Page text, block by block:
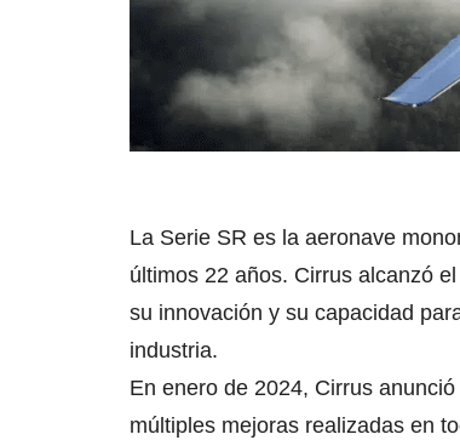
La Serie SR es la aeronave
últimos 22 años. Cirrus alcanzó
su innovación y su capacidad
industria.
En enero de 2024, Cirrus
múltiples mejoras realizadas en